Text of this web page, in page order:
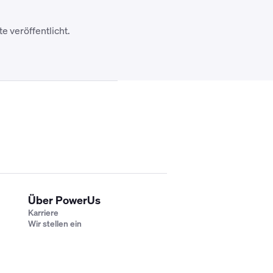
veröffentlicht.
Über PowerUs
Karriere
Wir stellen ein